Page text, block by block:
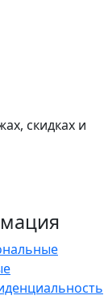
скидках и